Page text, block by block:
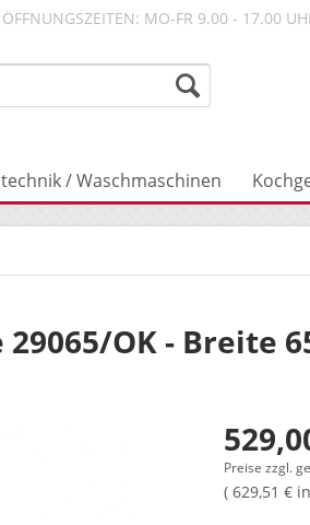
ÖFFNUNGSZEITEN: MO-FR 9.00 - 17.00
/ Waschmaschinen
OK - Breite
Preise zzgl.
( 629,51 €